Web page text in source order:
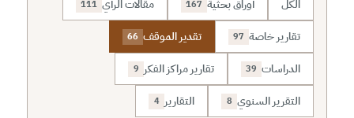
الكل أوراق بحثية 167 مقالات الرأي 111
تقارير خاصة 97 تقدير الموقف 66
الدراسات 39 تقارير مراكز الفكر 9
التقرير السنوي 8 التقارير 4